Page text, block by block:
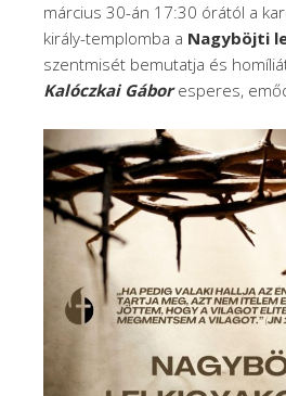
március 30-án 17:30 órától a
király-templomba a Nagyböjti
szentmisét bemutatja és
Kalóczkai Gáboresperes,